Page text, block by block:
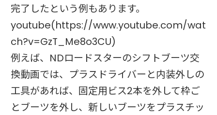
完了したという例もあります。
youtube(https://www.youtube.com/wat
ch?v=GzT_Me8o3CU)
例えば、NDロードスターのシフトブーツ交
換動画では、プラスドライバーと内装外しの
工具があれば、固定用ビス2本を外して枠ご
とブーツを外し、新しいブーツをプラスチッ